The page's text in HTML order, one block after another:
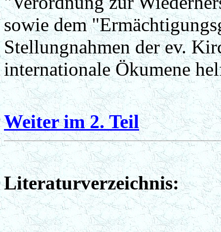
sowie dem
Stellungnahmen der ev.
internationale Ökumene
Weiter im 2. Teil
Literaturverzeichnis: